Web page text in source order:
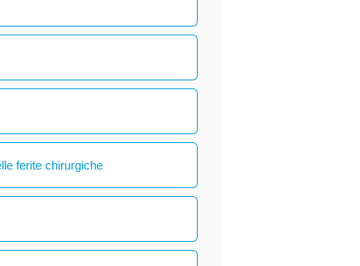
ferite chirurgiche